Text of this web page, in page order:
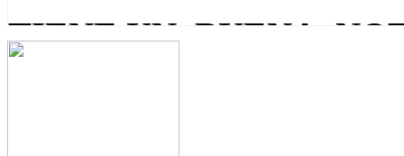
TIENE UN BUENA